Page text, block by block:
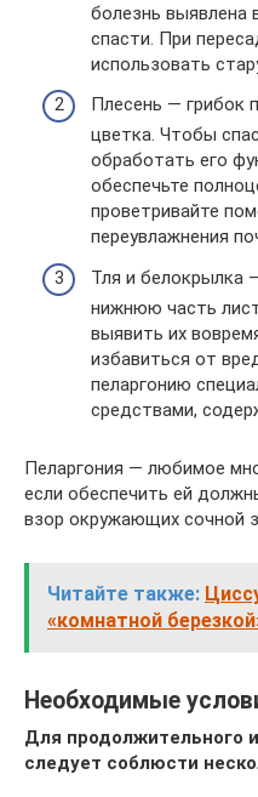
болезнь выявлена
спасти. При
использовать
Плесень — грибок
цветка. Чтобы
обработать его
обеспечьте
проветривайте
переувлажнения
Тля и белокрылка
нижнюю часть
выявить их
избавиться от
пеларгонию
средствами,
Пеларгония — любимое
если обеспечить ей
взор окружающих сочной
Читайте также:
«комнатной
Необходимые
Для продолжительного
следует соблюсти